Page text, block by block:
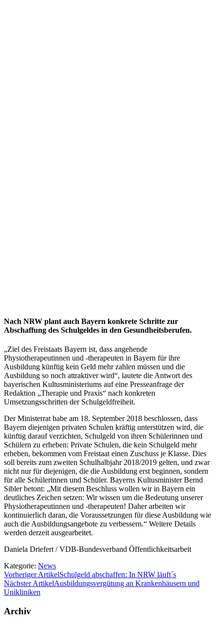
Nach NRW plant auch Bayern konkrete Schritte zur
Abschaffung des Schulgeldes in den Gesundheitsberufen.
„Ziel des Freistaats Bayern ist, dass angehende
Physiotherapeutinnen und -therapeuten in Bayern für ihre
Ausbildung künftig kein Geld mehr zahlen müssen und die
Ausbildung so noch attraktiver wird“, lautete die Antwort des
bayerischen Kultusministeriums auf eine Presseanfrage der
Redaktion „Therapie und Praxis“ nach konkreten
Umsetzungsschritten der Schulgeldfreiheit.
Der Ministerrat habe am 18. September 2018 beschlossen, dass
Bayern diejenigen privaten Schulen kräftig unterstützen wird, die
künftig darauf verzichten, Schulgeld von ihren Schülerinnen und
Schülern zu erheben: Private Schulen, die kein Schulgeld mehr
erheben, bekommen vom Freistaat einen Zuschuss je Klasse. Dies
soll bereits zum zweiten Schulhalbjahr 2018/2019 gelten, und zwar
nicht nur für diejenigen, die die Ausbildung erst beginnen, sondern
für alle Schülerinnen und Schüler. Bayerns Kultusminister Bernd
Sibler betont: „Mit diesem Beschluss wollen wir in Bayern ein
deutliches Zeichen setzen: Wir wissen um die Bedeutung unserer
Physiotherapeutinnen und -therapeuten! Daher arbeiten wir
kontinuierlich daran, die Voraussetzungen für diese Ausbildung wie
auch die Ausbildungsangebote zu verbessern.“ Weitere Details
werden derzeit ausgearbeitet.
Daniela Driefert / VDB-Bundesverband Öffentlichkeitsarbeit
Kategorie: News
Vorheriger ArtikelSchulgeld abschaffen: In NRW läuft´s
Nächster ArtikelAusbildungsvergütung an Krankenhäusern und
Unikliniken
Archiv